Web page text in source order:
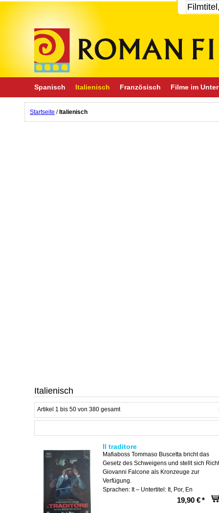
Spanisch Italienisch Französisch Filme im
Startseite / Italienisch
Italienisch
Artikel 1 bis 50 von 380 gesamt
Il traditore
Mafiaboss Tommaso Buscetta bricht das
Gesetz des Schweigens und stellt sich
Giovanni Falcone als Kronzeuge zur
Verfügung.
Sprachen: It – Untertitel: It, Por, En
19,90 €*